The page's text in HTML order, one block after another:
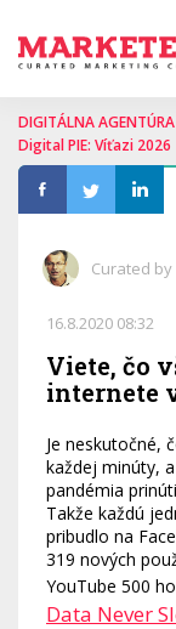
DIGITÁLNA
Digital PIE: Víťazi 2026
Curated
16.8.2020 08:32
Viete, čo
internete
Je neskutočné,
každej minúty,
pandémia
Takže každú
pribudlo na
319 nových
YouTube 500
Data Never